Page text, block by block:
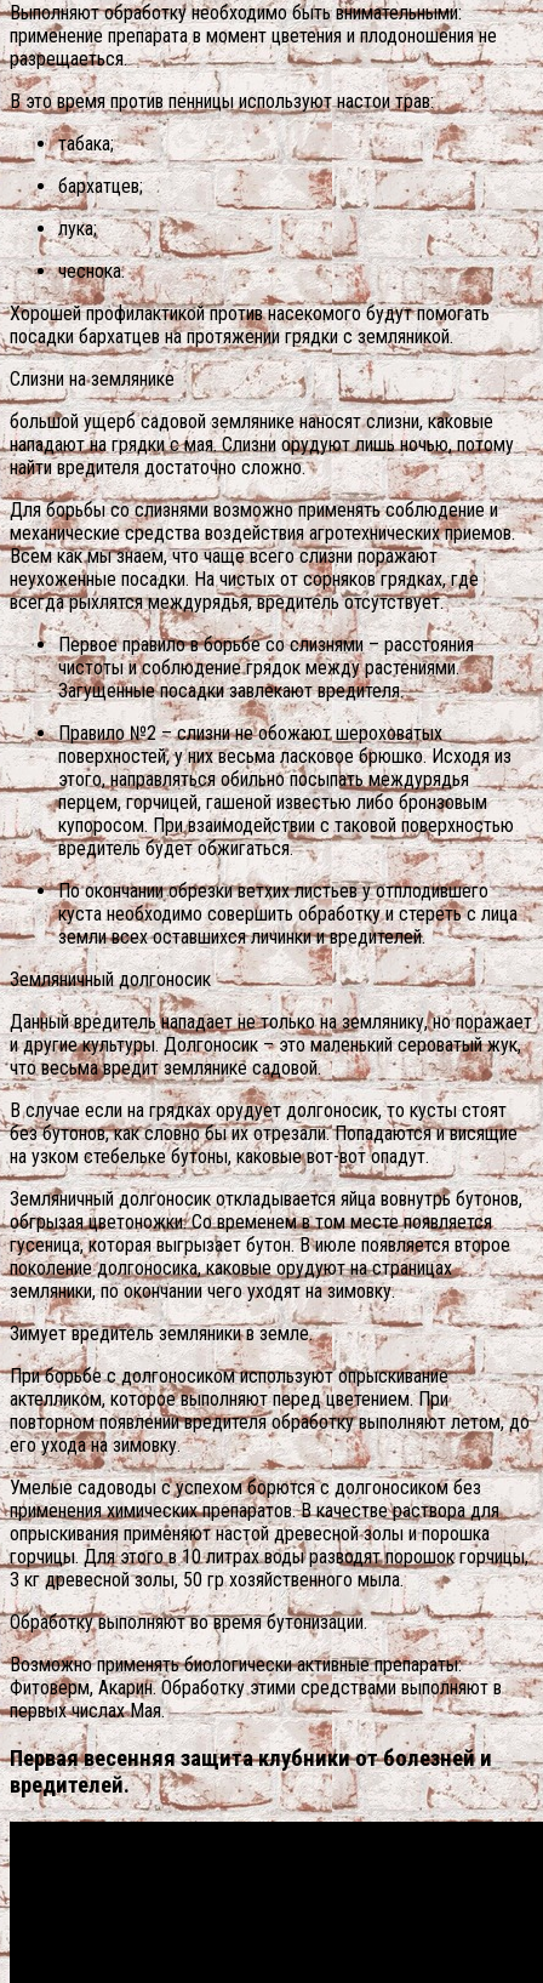
Выполняют обработку необходимо быть внимательными:
применение препарата в момент цветения и плодоношения не
разрещаеться.
В это время против пенницы используют настои трав:
табака;
бархатцев;
лука;
чеснока.
Хорошей профилактикой против насекомого будут помогать
посадки бархатцев на протяжении грядки с земляникой.
Слизни на землянике
большой ущерб садовой землянике наносят слизни, каковые
нападают на грядки с мая. Слизни орудуют лишь ночью, потому
найти вредителя достаточно сложно.
Для борьбы со слизнями возможно применять соблюдение и
механические средства воздействия агротехнических приемов.
Всем как мы знаем, что чаще всего слизни поражают
неухоженные посадки. На чистых от сорняков грядках, где
всегда рыхлятся междурядья, вредитель отсутствует.
Первое правило в борьбе со слизнями – расстояния
чистоты и соблюдение грядок между растениями.
Загущенные посадки завлекают вредителя.
Правило №2 – слизни не обожают шероховатых
поверхностей, у них весьма ласковое брюшко. Исходя из
этого, направляться обильно посыпать междурядья
перцем, горчицей, гашеной известью либо бронзовым
купоросом. При взаимодействии с таковой поверхностью
вредитель будет обжигаться.
По окончании обрезки ветхих листьев у отплодившего
куста необходимо совершить обработку и стереть с лица
земли всех оставшихся личинки и вредителей.
Земляничный долгоносик
Данный вредитель нападает не только на землянику, но поражает
и другие культуры. Долгоносик – это маленький сероватый жук,
что весьма вредит землянике садовой.
В случае если на грядках орудует долгоносик, то кусты стоят
без бутонов, как словно бы их отрезали. Попадаются и висящие
на узком стебельке бутоны, каковые вот-вот опадут.
Земляничный долгоносик откладывается яйца вовнутрь бутонов,
обгрызая цветоножки. Со временем в том месте появляется
гусеница, которая выгрызает бутон. В июле появляется второе
поколение долгоносика, каковые орудуют на страницах
земляники, по окончании чего уходят на зимовку.
Зимует вредитель земляники в земле.
При борьбе с долгоносиком используют опрыскивание
актелликом, которое выполняют перед цветением. При
повторном появлении вредителя обработку выполняют летом, до
его ухода на зимовку.
Умелые садоводы с успехом борются с долгоносиком без
применения химических препаратов. В качестве раствора для
опрыскивания применяют настой древесной золы и порошка
горчицы. Для этого в 10 литрах воды разводят порошок горчицы,
3 кг древесной золы, 50 гр хозяйственного мыла.
Обработку выполняют во время бутонизации.
Возможно применять биологически активные препараты:
Фитоверм, Акарин. Обработку этими средствами выполняют в
первых числах Мая.
Первая весенняя защита клубники от болезней и
вредителей.